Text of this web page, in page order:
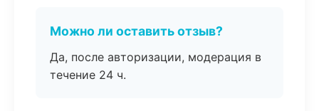
Можно ли оставить отзыв?
Да, после авторизации, модерация в
течение 24 ч.